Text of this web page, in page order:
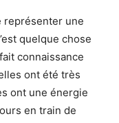
représenter une
quelque chose
connaissance
ont été très
ont une énergie
en train de